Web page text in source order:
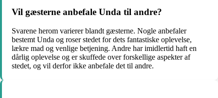
Vil gæsterne anbefale Unda til andre?
Svarene herom varierer blandt gæsterne. Nogle anbefaler
bestemt Unda og roser stedet for dets fantastiske oplevelse,
lækre mad og venlige betjening. Andre har imidlertid haft en
dårlig oplevelse og er skuffede over forskellige aspekter af
stedet, og vil derfor ikke anbefale det til andre.